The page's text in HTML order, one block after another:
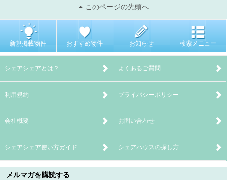
このページの先頭へ
新規掲載物件 おすすめ物件 お知らせ 検索メニュー
シェアシェアとは？ よくあるご質問
利用規約 プライバシーポリシー
会社概要 お問い合わせ
シェアシェア使い方ガイド シェアハウスの探し方
メルマガを購読する